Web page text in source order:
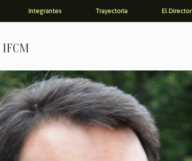
Integrantes Trayectoria El Director
IFCM